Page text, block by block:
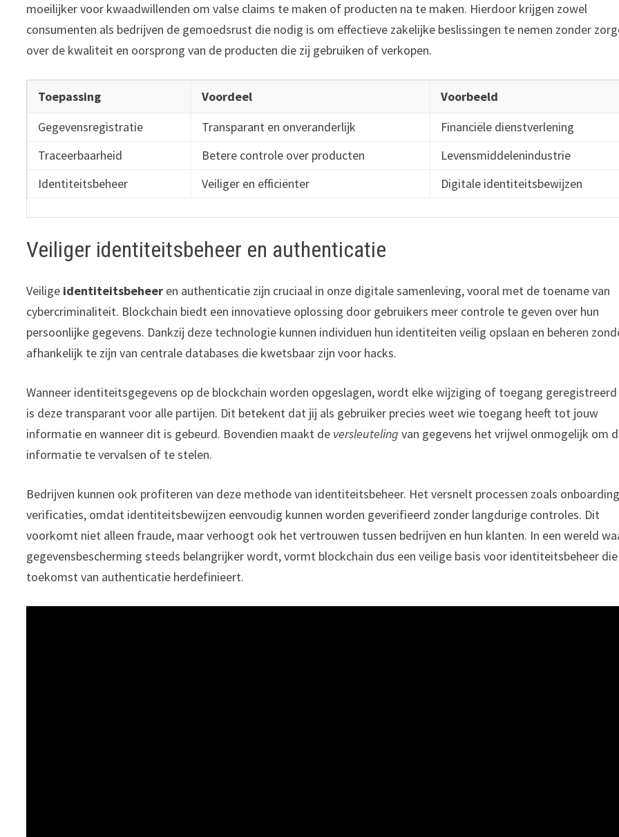
moeilijker voor kwaadwillenden om valse claims te maken of producten na te maken. Hierdoor krijgen zowel
consumenten als bedrijven de gemoedsrust die nodig is om effectieve zakelijke beslissingen te nemen zonder
over de kwaliteit en oorsprong van de producten die zij gebruiken of verkopen.
Toepassing Voordeel
Voorbeeld
Gegevensregistratie
Transparant en onveranderlijk
Financiële dienstverlening
Traceerbaarheid
Betere controle over producten
Levensmiddelenindustrie
Identiteitsbeheer
Veiliger en efficiënter Digitale identiteitsbewijzen
Veiliger identiteitsbeheer en authenticatie
Veilige identiteitsbeheer en authenticatie zijn cruciaal in onze digitale samenleving, vooral met de toename van
cybercriminaliteit. Blockchain biedt een innovatieve oplossing door gebruikers meer controle te geven over hun
persoonlijke gegevens. Dankzij deze technologie kunnen individuen hun identiteiten veilig opslaan en beheren
afhankelijk te zijn van centrale databases die kwetsbaar zijn voor hacks.
Wanneer identiteitsgegevens op de blockchain worden opgeslagen, wordt elke wijziging of toegang geregistreerd
is deze transparant voor alle partijen. Dit betekent dat jij als gebruiker precies weet wie toegang heeft tot jouw
informatie en wanneer dit is gebeurd. Bovendien maakt de versleuteling van gegevens het vrijwel onmogelijk om
informatie te vervalsen of te stelen.
Bedrijven kunnen ook profiteren van deze methode van identiteitsbeheer. Het versnelt processen zoals
verificaties, omdat identiteitsbewijzen eenvoudig kunnen worden geverifieerd zonder langdurige controles. Dit
voorkomt niet alleen fraude, maar verhoogt ook het vertrouwen tussen bedrijven en hun klanten. In een wereld
gegevensbescherming steeds belangrijker wordt, vormt blockchain dus een veilige basis voor identiteitsbeheer
toekomst van authenticatie herdefinieert.